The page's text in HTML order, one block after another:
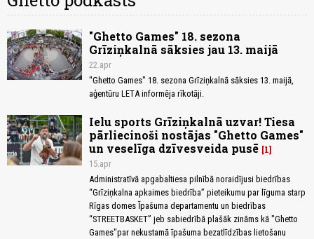
"Ghetto Games" 18. sezona
Grīziņkalnā sāksies jau 13. maijā
22.apr
"Ghetto Games" 18. sezona Grīziņkalnā sāksies 13. maijā,
aģentūru LETA informēja rīkotāji.
Ielu sports Grīziņkalnā uzvar! Tiesa
pārliecinoši nostājas "Ghetto Games"
un veselīga dzīvesveida pusē 1
15.apr
Administratīvā apgabaltiesa pilnībā noraidījusi biedrības
“Grīziņkalna apkaimes biedrība” pieteikumu par līguma starp
Rīgas domes Īpašuma departamentu un biedrības
“STREETBASKET” jeb sabiedrībā plašāk zināms kā "Ghetto
Games"par nekustamā īpašuma bezatlīdzības lietošanu